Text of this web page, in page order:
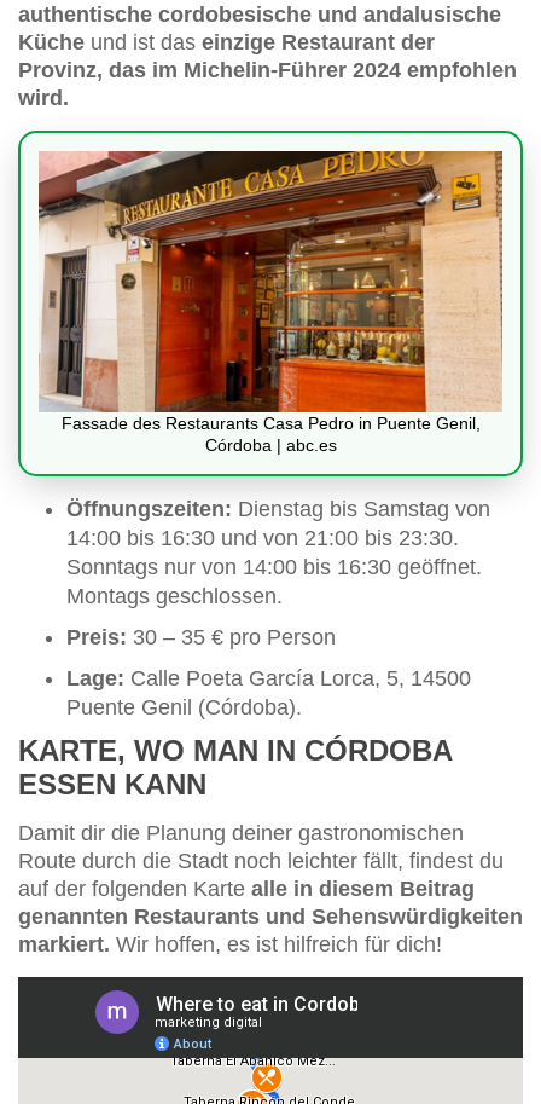
authentische cordobesische und andalusische
Küche und ist das einzige Restaurant der
Provinz, das im Michelin-Führer 2024 empfohlen
wird.
Fassade des Restaurants Casa Pedro in Puente Genil,
Córdoba | abc.es
Öffnungszeiten: Dienstag bis Samstag von
14:00 bis 16:30 und von 21:00 bis 23:30.
Sonntags nur von 14:00 bis 16:30 geöffnet.
Montags geschlossen.
Preis: 30 – 35 € pro Person
Lage: Calle Poeta García Lorca, 5, 14500
Puente Genil (Córdoba).
KARTE, WO MAN IN CÓRDOBA
ESSEN KANN
Damit dir die Planung deiner gastronomischen
Route durch die Stadt noch leichter fällt, findest du
auf der folgenden Karte alle in diesem Beitrag
genannten Restaurants und Sehenswürdigkeiten
markiert. Wir hoffen, es ist hilfreich für dich!